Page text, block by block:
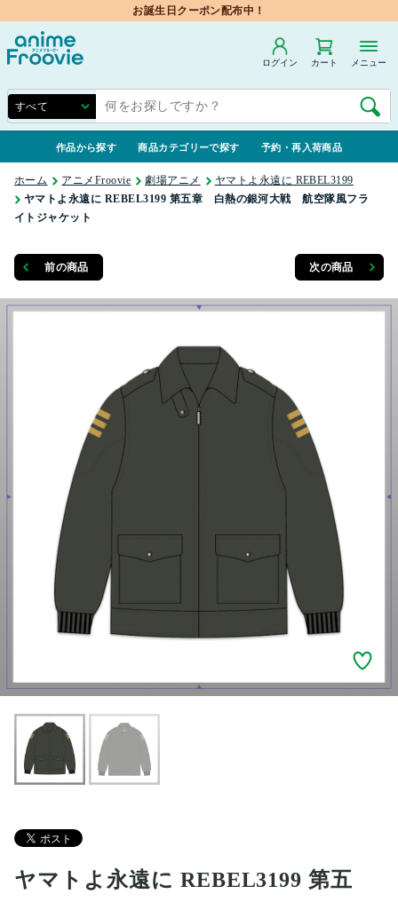
ログイン カート メニュー
作品から探す 商品カテゴリーで探す 予約・再入荷商品
ホーム アニメFroovie 劇場アニメ
ヤマトよ永遠に REBEL3199
ヤマトよ永遠に REBEL3199 第五章 白熱の銀河大戦 航空隊風フラ
イトジャケット
前の商品 次の商品
ヤマトよ永遠に REBEL3199 第五